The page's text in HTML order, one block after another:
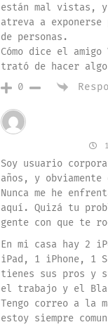
están mal vistas,
atreva a exponerse
de personas.
Cómo dice el
trató de hacer
0
Soy usuario
años, y
Nunca me he
aquí. Quizá tu
gente con que te
En mi casa hay 2
iPad, 1 iPhone, 1
tienes sus pros y
el trabajo y el
Tengo correo a la
estoy siempre